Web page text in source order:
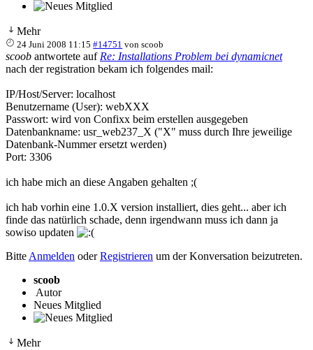
Mehr
24 Juni 2008 11:15 #14751 vonscoob
scoob antwortete auf Re: Installations Problem bei dynamicnet
nach der registration bekam ich folgendes mail:
IP/Host/Server: localhost
Benutzername (User): webXXX
Passwort: wird von Confixx beim erstellen ausgegeben
Datenbankname: usr_web237_X ("X" muss durch Ihre jeweilige
Datenbank-Nummer ersetzt werden)
Port: 3306
ich habe mich an diese Angaben gehalten ;(
ich hab vorhin eine 1.0.X version installiert, dies geht... aber ich
finde das natürlich schade, denn irgendwann muss ich dann ja
sowiso updaten
Bitte Anmelden oderRegistrieren um der Konversation beizutreten.
scoob
Autor
Neues Mitglied
Mehr